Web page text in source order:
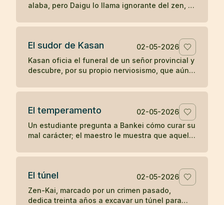
alaba, pero Daigu lo llama ignorante del zen, y
la práctica.
El sudor de Kasan
02-05-2026
Kasan oficia el funeral de un señor provincial y
descubre, por su propio nerviosismo, que aún
la soledad del templo.
El temperamento
02-05-2026
Un estudiante pregunta a Bankei cómo curar su
mal carácter; el maestro le muestra que aquello
verdadera naturaleza.
El túnel
02-05-2026
Zen-Kai, marcado por un crimen pasado,
dedica treinta años a excavar un túnel para